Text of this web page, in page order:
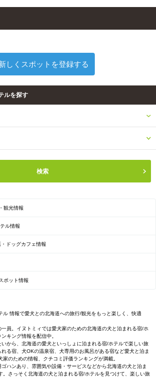
しくスポットを登録する
ルを探す
観光情報
ル情報
ドッグカフェ情報
ポット情報
ル 情報で愛犬との北海道への旅行/観光をもっと楽しく、快適
員。イヌトミィでは愛犬家のための北海道の犬と泊まれる宿/ホ
キング情報を配信中。
から、北海道の愛犬といっしょに泊まれる宿/ホテルで楽しい旅
る宿、犬OKの温泉宿、犬専用のお風呂がある宿など愛犬と泊ま
のための情報、クチコミ評価ランキングが満載。
ハンあり、雰囲気や設備・サービスなどから北海道の犬と泊ま
。さっそく北海道の犬と泊まれる宿/ホテルを見つけて、楽しい旅